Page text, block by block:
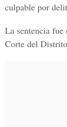
culpable por
La sentencia
Corte del